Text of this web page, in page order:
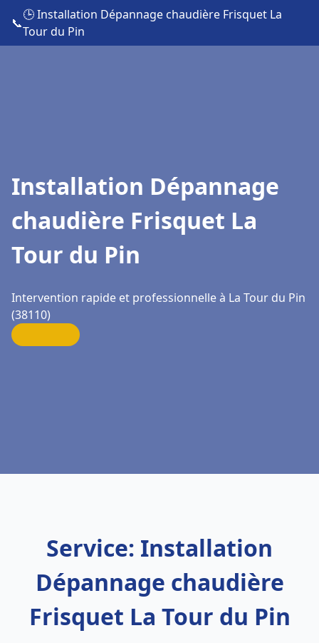
📞
🕒 Installation Dépannage chaudière Frisquet La
Tour du Pin
Installation Dépannage
chaudière Frisquet La
Tour du Pin
Intervention rapide et professionnelle à La Tour du Pin
(38110)
Service: Installation
Dépannage chaudière
Frisquet La Tour du Pin